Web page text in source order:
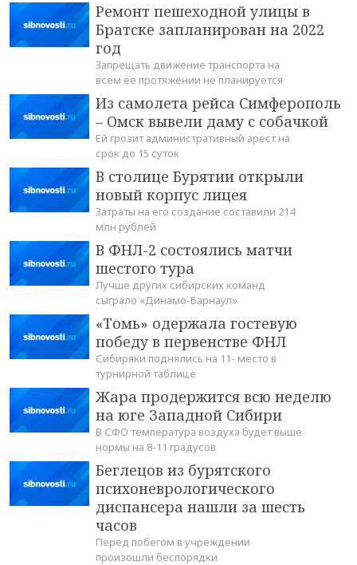
Ремонт пешеходной улицы в
Братске запланирован на 2022
год
Запрещать движение транспорта на
всем ее протяжении не планируется
Из самолета рейса Симферополь
– Омск вывели даму с собачкой
Ей грозит административный арест на
срок до 15 суток
В столице Бурятии открыли
новый корпус лицея
Затраты на его создание составили 214
млн рублей
В ФНЛ-2 состоялись матчи
шестого тура
Лучше других сибирских команд
сыграло «Динамо-Барнаул»
«Томь» одержала гостевую
победу в первенстве ФНЛ
Сибиряки поднялись на 11- место в
турнирной таблице
Жара продержится всю неделю
на юге Западной Сибири
В СФО температура воздуха будет выше
нормы на 8-11 градусов
Беглецов из бурятского
психоневрологического
диспансера нашли за шесть
часов
Перед побегом в учреждении
произошли беспорядки